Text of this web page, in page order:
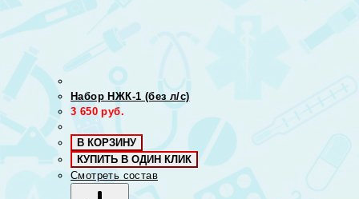
Набор НЖК-1 (без л/с)
3 650 руб.
В КОРЗИНУ
КУПИТЬ В ОДИН КЛИК
Смотреть состав